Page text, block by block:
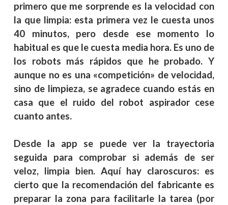
primero que me sorprende es la velocidad con
la que limpia: esta primera vez le cuesta unos
40 minutos, pero desde ese momento lo
habitual es que le cuesta media hora. Es uno de
los robots más rápidos que he probado. Y
aunque no es una «competición» de velocidad,
sino de limpieza, se agradece cuando estás en
casa que el ruido del robot aspirador cese
cuanto antes.
Desde la app se puede ver la trayectoria
seguida para comprobar si además de ser
veloz, limpia bien. Aquí hay claroscuros: es
cierto que la recomendación del fabricante es
preparar la zona para facilitarle la tarea (por